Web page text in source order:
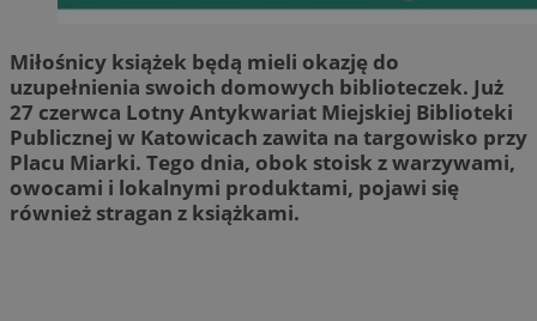
Miłośnicy książek będą mieli okazję do
uzupełnienia swoich domowych biblioteczek. Już
27 czerwca Lotny Antykwariat Miejskiej Biblioteki
Publicznej w Katowicach zawita na targowisko przy
Placu Miarki. Tego dnia, obok stoisk z warzywami,
owocami i lokalnymi produktami, pojawi się
również stragan z książkami.